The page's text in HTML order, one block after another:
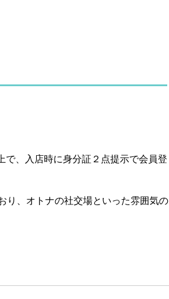
で、入店時に身分証２点提示で会員登
り、オトナの社交場といった雰囲気の